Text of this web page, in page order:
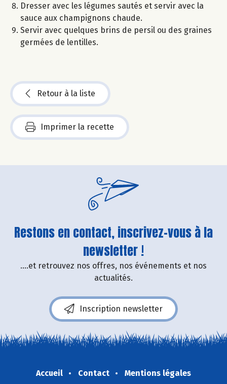
Dresser avec les légumes sautés et servir avec la
sauce aux champignons chaude.
Servir avec quelques brins de persil ou des graines
germées de lentilles.
Retour à la liste
Imprimer la recette
Restons en contact, inscrivez-vous à la
newsletter !
....et retrouvez nos offres, nos événements et nos
actualités.
Inscription newsletter
Accueil Contact
Mentions légales